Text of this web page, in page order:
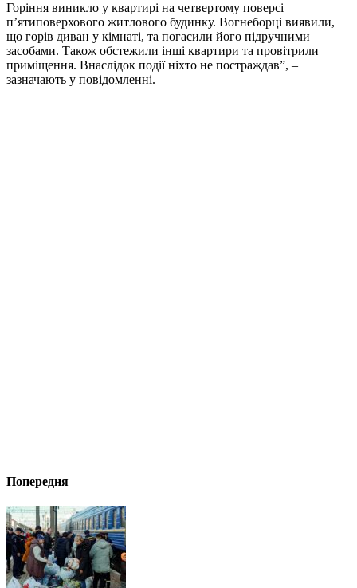
Горіння виникло у квартирі на четвертому поверсі
п’ятиповерхового житлового будинку. Вогнеборці виявили,
що горів диван у кімнаті, та погасили його підручними
засобами. Також обстежили інші квартири та провітрили
приміщення. Внаслідок події ніхто не постраждав”, –
зазначають у повідомленні.
Попередня